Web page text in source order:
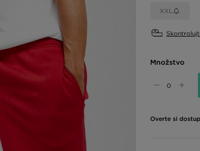
XXL
Množstvo
Overte si